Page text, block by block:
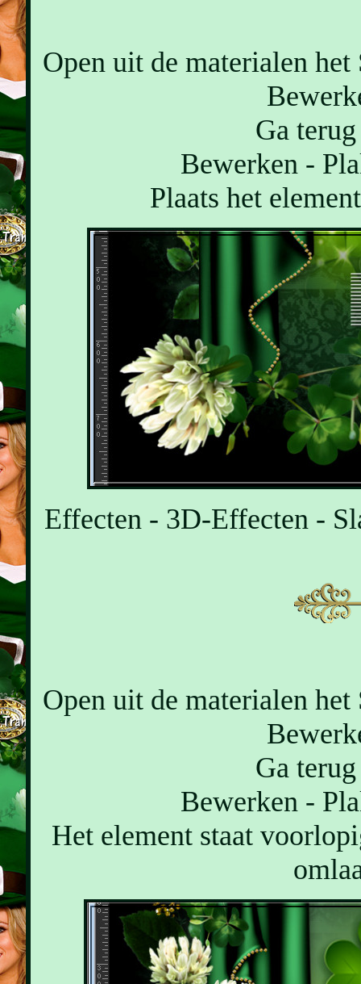
Open uit de materialen
Ga
Bewerken -
Plaats het
Effecten - 3D-Effecten -
Open uit de materialen
Ga
Bewerken -
Het element staat